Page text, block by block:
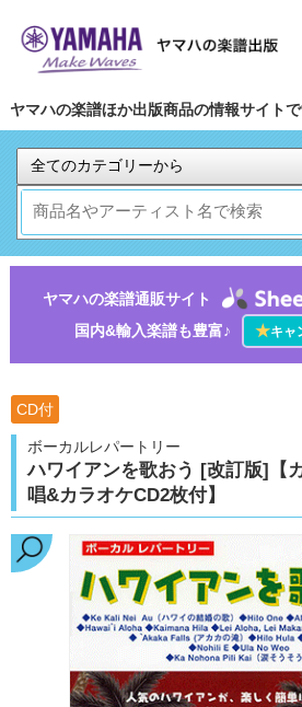
ヤマハの楽譜ほか出版商品の情報サイトで
ヤマハの楽譜通販サイト
国内&輸入楽譜も豊富♪
★キャ
CD付
ボーカルレパートリー
ハワイアンを歌おう [改訂版]【
唱&カラオケCD2枚付】